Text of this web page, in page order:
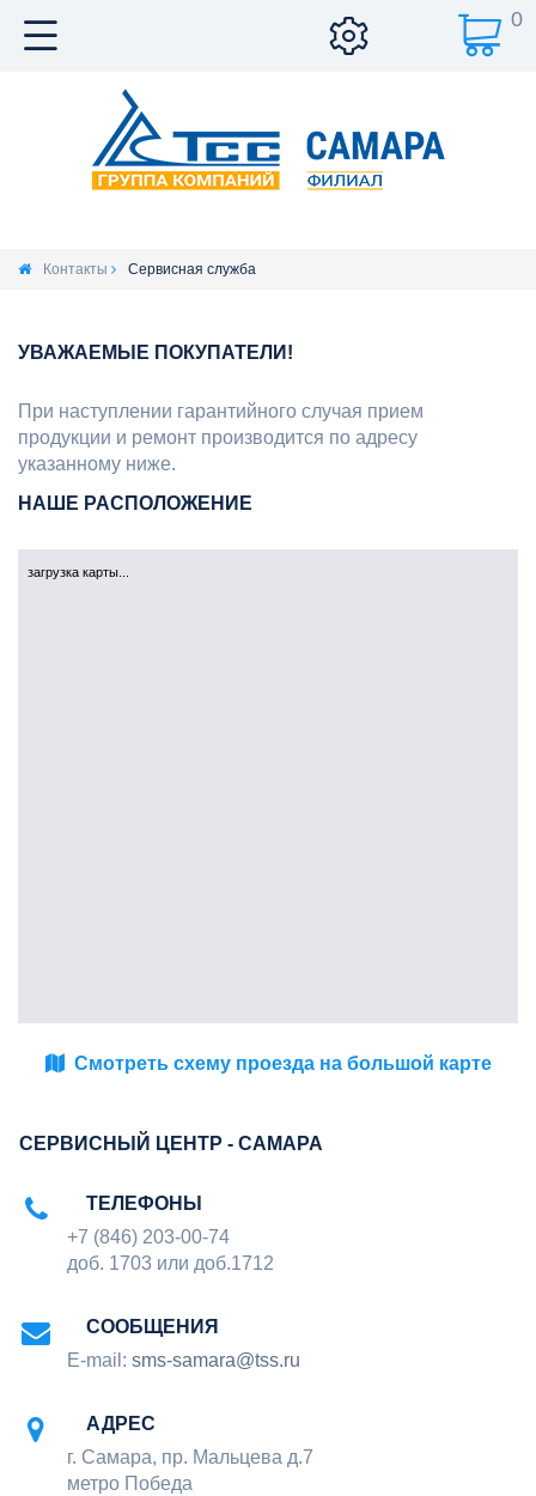
0
Контакты Сервисная служба
УВАЖАЕМЫЕ ПОКУПАТЕЛИ!
При наступлении гарантийного случая прием
продукции и ремонт производится по адресу
указанному ниже.
НАШЕ РАСПОЛОЖЕНИЕ
загрузка карты...
Смотреть схему проезда на большой карте
СЕРВИСНЫЙ ЦЕНТР - CАМАРА
ТЕЛЕФОНЫ
+7 (846) 203-00-74
доб. 1703 или доб.1712
СООБЩЕНИЯ
E-mail: sms-samara@tss.ru
АДРЕС
г. Самара, пр. Мальцева д.7
метро Победа